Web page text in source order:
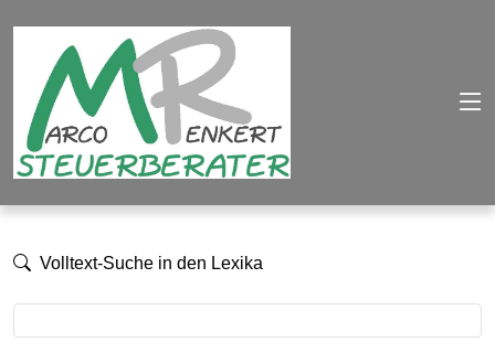
Volltext-Suche in den Lexika